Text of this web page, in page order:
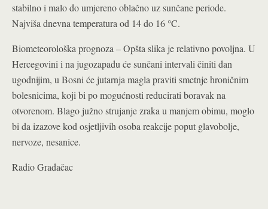
stabilno i malo do umjereno oblačno uz sunčane periode.
Najviša dnevna temperatura od 14 do 16 °C.
Biometeorološka prognoza – Opšta slika je relativno povoljna. U
Hercegovini i na jugozapadu će sunčani intervali činiti dan
ugodnijim, u Bosni će jutarnja magla praviti smetnje hroničnim
bolesnicima, koji bi po mogućnosti reducirati boravak na
otvorenom. Blago južno strujanje zraka u manjem obimu, moglo
bi da izazove kod osjetljivih osoba reakcije poput glavobolje,
nervoze, nesanice.
Radio Gradačac